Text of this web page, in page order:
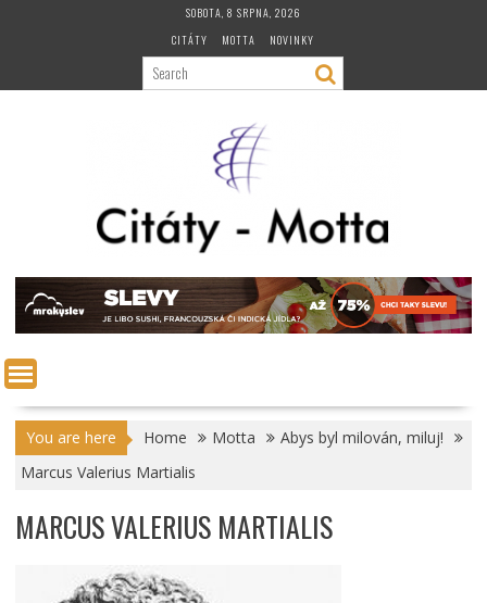
SOBOTA, 8 SRPNA, 2026
CITÁTY
MOTTA NOVINKY
You are here Home Motta
Abys byl milován, miluj!
Marcus Valerius Martialis
MARCUS VALERIUS MARTIALIS